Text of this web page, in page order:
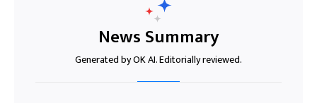
News Summary
Generated by OK AI. Editorially reviewed.